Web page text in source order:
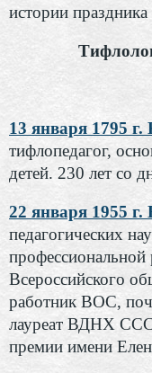
истории
13 января 1795
тифлопедагог,
детей. 230 лет со
22 января 1955
педагогических
профессиональной
Всероссийского
работник ВОС,
лауреат ВДНХ
премии имени